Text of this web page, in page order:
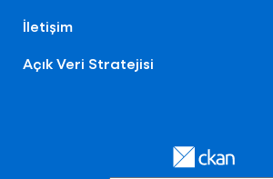
İletişim
Açık Veri Stratejisi